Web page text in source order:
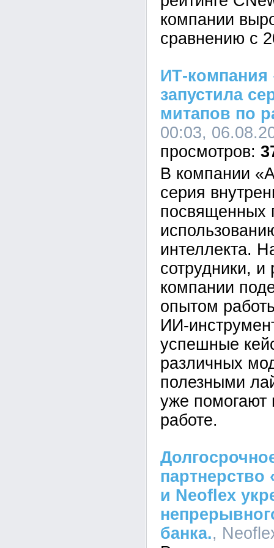
компании
сравнению с
ИТ-компания
запустила
митапов по
00:03,
В компании
серия
посвященных
интеллекта.
сотрудники, и
компании
опытом
ИИ-
успешные
различных
полезными
уже помогают
работе.
партнерство
и Neoflex
банка.,